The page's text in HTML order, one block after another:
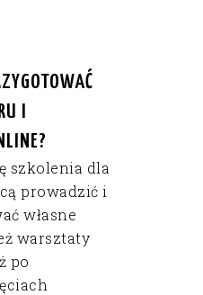
I
szkolenia dla
prowadzić i
własne
warsztaty
po